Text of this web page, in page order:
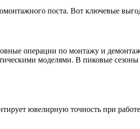
поста. Вот ключевые
операции по монтажу и
моделями. В пиковые
ювелирную точность при